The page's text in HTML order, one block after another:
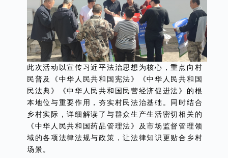
此次活动以宣传习近平法治思想为核心，重点向村
民普及《中华人民共和国宪法》《中华人民共和国
民法典》《中华人民共和国民营经济促进法》的根
本地位与重要作用，夯实村民法治基础。同时结合
乡村实际，详细解读了与群众生产生活密切相关的
《中华人民共和国药品管理法》及市场监督管理领
域的各项法律法规与政策，让法律知识更贴合乡村
场景。